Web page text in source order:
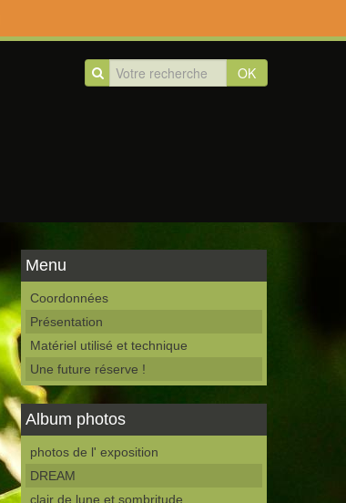
OK
Menu
Coordonnées
Présentation
Matériel utilisé et technique
Une future réserve !
Album photos
photos de l' exposition
DREAM
clair de lune et sombritude